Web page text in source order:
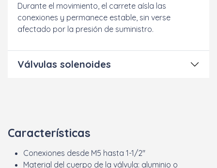
Durante el movimiento, el carrete aísla las
conexiones y permanece estable, sin verse
afectado por la presión de suministro.
Válvulas solenoides
Características
Conexiones desde M5 hasta 1-1/2"
Material del cuerpo de la válvula: aluminio o